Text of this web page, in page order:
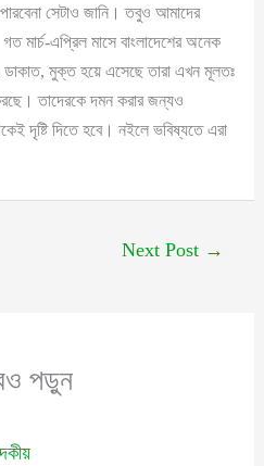
সেটাও জানি। তবুও আমাদের
মার্চ-এপ্রিল মাসে বাংলাদেশের অনেক
মুক্ত হয়ে এসেছে তারা এখন মূলতঃ
তাদেরকে দমন করার জন্যও
দৃষ্টি দিতে হবে। নইলে ভবিষ্যতে এরা
Next Post →
পড়ুন